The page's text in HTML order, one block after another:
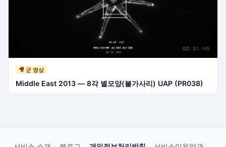
🎥 군 영상
Middle East 2013 — 8각 별모양(불가사리) UAP (PR038)